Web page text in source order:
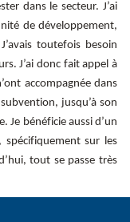
dans le secteur. J’ai
de développement,
J’avais toutefois besoin
J’ai donc fait appel à
accompagnée dans
jusqu’à son
Je bénéficie aussi d’un
sur les
tout se passe très